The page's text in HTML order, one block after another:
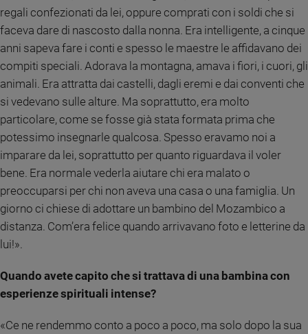
regali confezionati da lei, oppure comprati con i soldi che si
faceva dare di nascosto dalla nonna. Era intelligente, a cinque
anni sapeva fare i conti e spesso le maestre le affidavano dei
compiti speciali. Adorava la montagna, amava i fiori, i cuori, gli
animali. Era attratta dai castelli, dagli eremi e dai conventi che
si vedevano sulle alture. Ma soprattutto, era molto
particolare, come se fosse già stata formata prima che
potessimo insegnarle qualcosa. Spesso eravamo noi a
imparare da lei, soprattutto per quanto riguardava il voler
bene. Era normale vederla aiutare chi era malato o
preoccuparsi per chi non aveva una casa o una famiglia. Un
giorno ci chiese di adottare un bambino del Mozambico a
distanza. Com’era felice quando arrivavano foto e letterine da
lui!».
Quando avete capito che si trattava di una bambina con
esperienze spirituali intense?
«Ce ne rendemmo conto a poco a poco, ma solo dopo la sua